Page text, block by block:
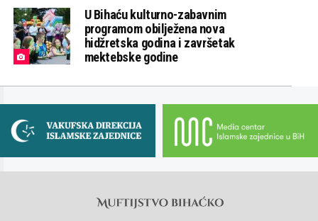
U Bihaću kulturno-zabavnim
programom obilježena nova
hidžretska godina i završetak
mektebske godine